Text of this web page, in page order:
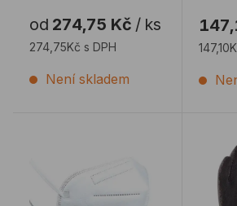
citlivostí pro přesnějš ...
od 274,75 Kč / ks
274,75Kč s DPH
Není skladem
Respirátor na dýchání FFP2 KN95